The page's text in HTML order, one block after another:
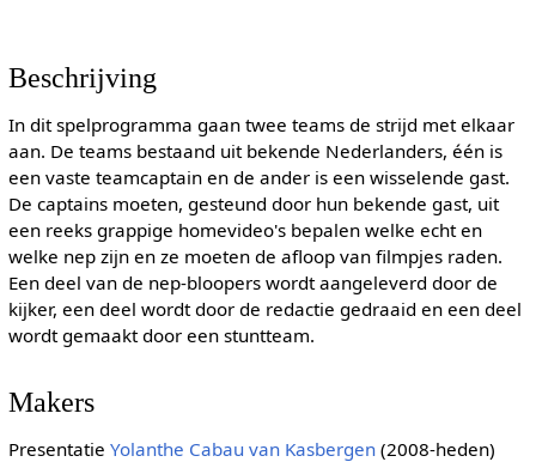
Beschrijving
In dit spelprogramma gaan twee teams de strijd met elkaar
aan. De teams bestaand uit bekende Nederlanders, één is
een vaste teamcaptain en de ander is een wisselende gast.
De captains moeten, gesteund door hun bekende gast, uit
een reeks grappige homevideo's bepalen welke echt en
welke nep zijn en ze moeten de afloop van filmpjes raden.
Een deel van de nep-bloopers wordt aangeleverd door de
kijker, een deel wordt door de redactie gedraaid en een deel
wordt gemaakt door een stuntteam.
Makers
Presentatie Yolanthe Cabau van Kasbergen(2008-heden)